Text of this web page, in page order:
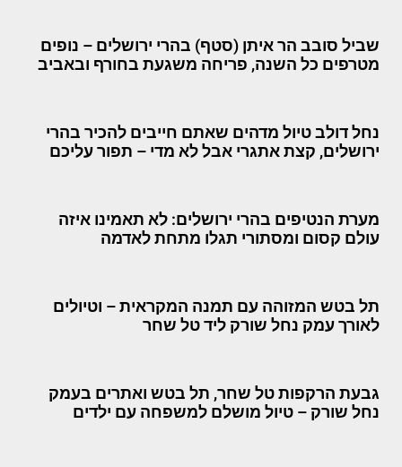
שביל סובב הר איתן (סטף) בהרי ירושלים – נופים
מטרפים כל השנה, פריחה משגעת בחורף ובאביב
נחל דולב טיול מדהים שאתם חייבים להכיר בהרי
ירושלים, קצת אתגרי אבל לא מדי – תפור עליכם
מערת הנטיפים בהרי ירושלים: לא תאמינו איזה
עולם קסום ומסתורי תגלו מתחת לאדמה
תל בטש המזוהה עם תמנה המקראית – וטיולים
לאורך עמק נחל שורק ליד טל שחר
גבעת הרקפות טל שחר, תל בטש ואתרים בעמק
נחל שורק – טיול מושלם למשפחה עם ילדים